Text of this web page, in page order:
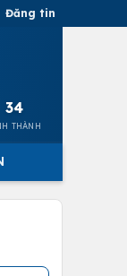
Đăng tin
34
THÀNH